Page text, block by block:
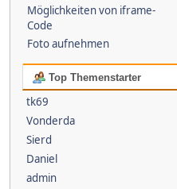
Möglichkeiten von iframe-
Code
Foto aufnehmen
Top Themenstarter
tk69
Vonderda
Sierd
Daniel
admin